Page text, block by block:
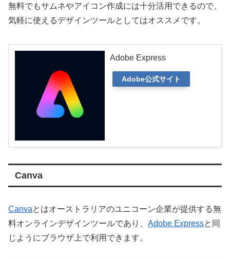
無料でもサムネやアイコン作成には十分活用できるので、
気軽に使えるデザインツールとしてはオススメです。
Adobe Express
Adobe公式サイト
Canva
Canvaとはオーストラリアのユニコーン企業が提供する無
料オンラインデザインツールであり、 Adobe Expressと同
じようにブラウザ上で利用できます。